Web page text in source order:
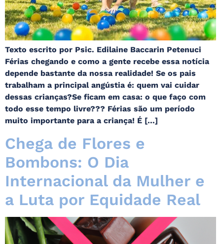
Texto escrito por Psic. Edilaine Baccarin Petenuci
Férias chegando e como a gente recebe essa notícia
depende bastante da nossa realidade! Se os pais
trabalham a principal angústia é: quem vai cuidar
dessas crianças?Se ficam em casa: o que faço com
todo esse tempo livre??? Férias são um período
muito importante para a criança! É […]
Chega de Flores e
Bombons: O Dia
Internacional da Mulher e
a Luta por Equidade Real